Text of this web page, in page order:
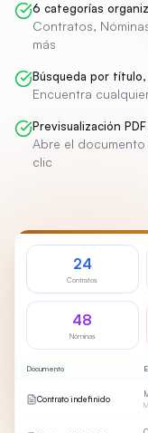
6 categorías
Contratos,
más
Búsqueda por
Encuentra
Previsualización
Abre el
clic
24
Contratos
48
Nóminas
Documento
Contrato indefinido